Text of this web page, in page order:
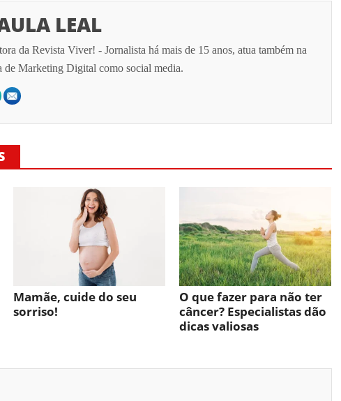
LEAL
da Revista Viver! - Jornalista há mais de 15 anos, atua também na
de Marketing Digital como social media.
Mamãe, cuide do seu
sorriso!
O que fazer para não ter
câncer? Especialistas dão
dicas valiosas